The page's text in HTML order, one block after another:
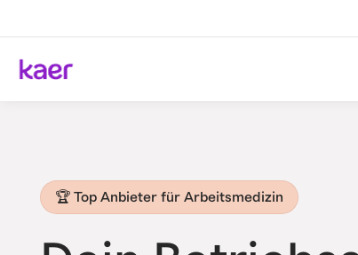
🏆 Top Anbieter für Arbeitsmedizin